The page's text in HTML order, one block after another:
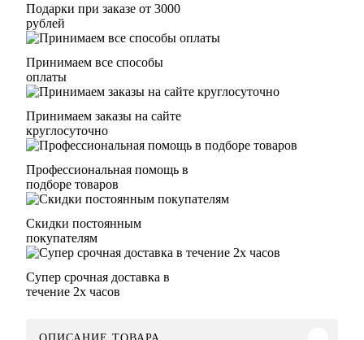
Подарки при заказе от 3000
рублей
Принимаем все способы
оплаты
Принимаем заказы на сайте
круглосуточно
Профессиональная помощь в
подборе товаров
Скидки постоянным
покупателям
Супер срочная доставка в
течение 2х часов